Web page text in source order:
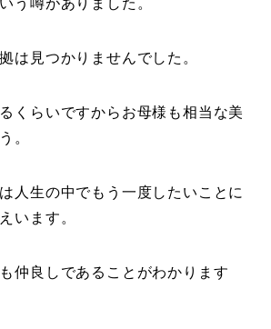
は見つかりませんでした。
くらいですからお母様も相当な美
。
人生の中でもう一度したいことに
います。
仲良しであることがわかります